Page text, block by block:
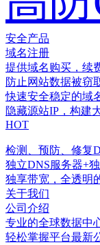
安全产品
域名注册
提供域名购买，续
防止网站数据被窃
快速安全稳定的域
隐藏源站IP，构建
HOT
检测、预防、修复
独立DNS服务器+
独享带宽，全透明
关于我们
公司介绍
专业的全球数据中
轻松掌握平台最新